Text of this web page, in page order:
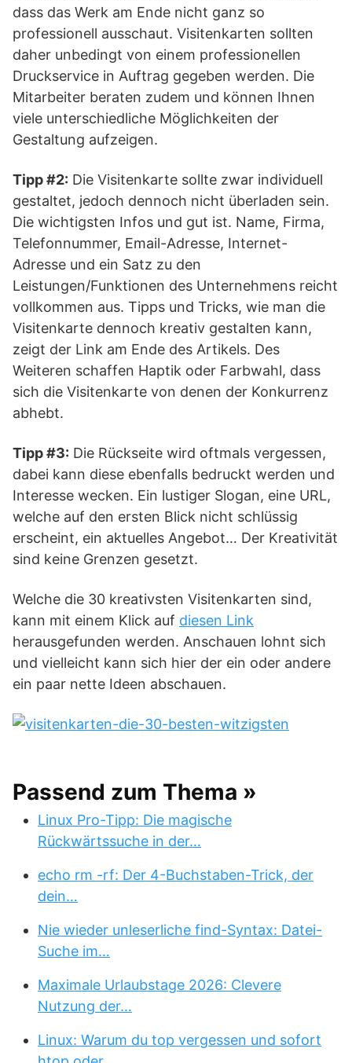
dass das Werk am Ende nicht ganz so
professionell ausschaut. Visitenkarten sollten
daher unbedingt von einem professionellen
Druckservice in Auftrag gegeben werden. Die
Mitarbeiter beraten zudem und können Ihnen
viele unterschiedliche Möglichkeiten der
Gestaltung aufzeigen.
Tipp #2: Die Visitenkarte sollte zwar individuell
gestaltet, jedoch dennoch nicht überladen sein.
Die wichtigsten Infos und gut ist. Name, Firma,
Telefonnummer, Email-Adresse, Internet-
Adresse und ein Satz zu den
Leistungen/Funktionen des Unternehmens reicht
vollkommen aus. Tipps und Tricks, wie man die
Visitenkarte dennoch kreativ gestalten kann,
zeigt der Link am Ende des Artikels. Des
Weiteren schaffen Haptik oder Farbwahl, dass
sich die Visitenkarte von denen der Konkurrenz
abhebt.
Tipp #3: Die Rückseite wird oftmals vergessen,
dabei kann diese ebenfalls bedruckt werden und
Interesse wecken. Ein lustiger Slogan, eine URL,
welche auf den ersten Blick nicht schlüssig
erscheint, ein aktuelles Angebot… Der Kreativität
sind keine Grenzen gesetzt.
Welche die 30 kreativsten Visitenkarten sind,
kann mit einem Klick auf diesen Link
herausgefunden werden. Anschauen lohnt sich
und vielleicht kann sich hier der ein oder andere
ein paar nette Ideen abschauen.
Passend zum Thema »
Linux Pro-Tipp: Die magische
Rückwärtssuche in der…
echo rm -rf: Der 4-Buchstaben-Trick, der
dein…
Nie wieder unleserliche find-Syntax: Datei-
Suche im…
Maximale Urlaubstage 2026: Clevere
Nutzung der…
Linux: Warum du top vergessen und sofort